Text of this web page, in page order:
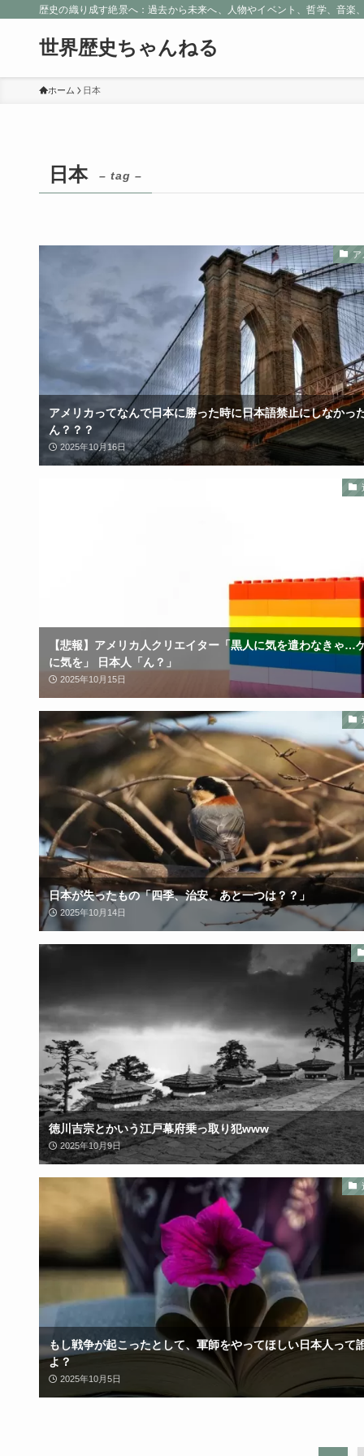
歴史の織り成す絶景へ：過去から未来へ、人物やイベント、哲学、音
世界歴史ちゃんねる
ホーム 日本
日本 – tag –
ア
アメリカってなんで日本に勝った時に日本語禁止にしなかっ
ん？？？
2025年10月16日
【悲報】アメリカ人クリエイター「黒人に気を遣わなきゃ…
に気を」 日本人「ん？」
2025年10月15日
日本が失ったもの「四季、治安、あと一つは？？」
2025年10月14日
徳川吉宗とかいう江戸幕府乗っ取り犯www
2025年10月9日
もし戦争が起こったとして、軍師をやってほしい日本人って
よ？
2025年10月5日